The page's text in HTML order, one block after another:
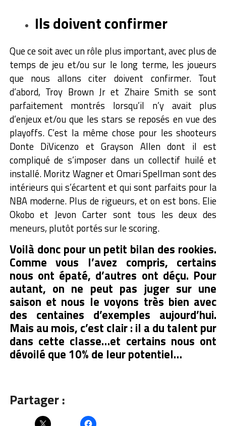
Ils doivent confirmer
Que ce soit avec un rôle plus important, avec plus de
temps de jeu et/ou sur le long terme, les joueurs
que nous allons citer doivent confirmer. Tout
d’abord, Troy Brown Jr et Zhaire Smith se sont
parfaitement montrés lorsqu’il n’y avait plus
d’enjeux et/ou que les stars se reposés en vue des
playoffs. C’est la même chose pour les shooteurs
Donte DiVicenzo et Grayson Allen dont il est
compliqué de s’imposer dans un collectif huilé et
installé. Moritz Wagner et Omari Spellman sont des
intérieurs qui s’écartent et qui sont parfaits pour la
NBA moderne. Plus de rigueurs, et on est bons. Elie
Okobo et Jevon Carter sont tous les deux des
meneurs, plutôt portés sur le scoring.
Voilà donc pour un petit bilan des rookies.
Comme vous l’avez compris, certains
nous ont épaté, d’autres ont déçu. Pour
autant, on ne peut pas juger sur une
saison et nous le voyons très bien avec
des centaines d’exemples aujourd’hui.
Mais au mois, c’est clair : il a du talent pur
dans cette classe…et certains nous ont
dévoilé que 10% de leur potentiel…
Partager :